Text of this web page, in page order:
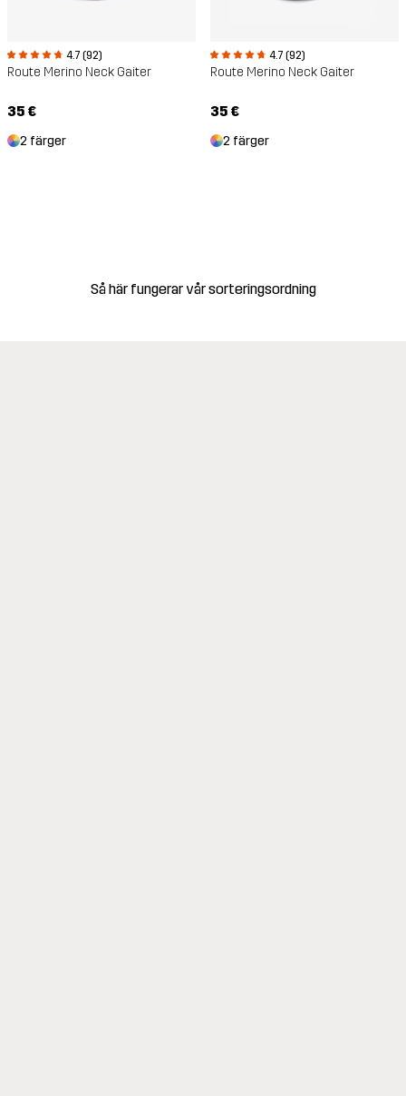
4.7 (92)
Route Merino Neck Gaiter
35 €
2 färger
4.7 (92)
Route Merino Neck Gaiter
35 €
2 färger
Så här fungerar vår sorteringsordning